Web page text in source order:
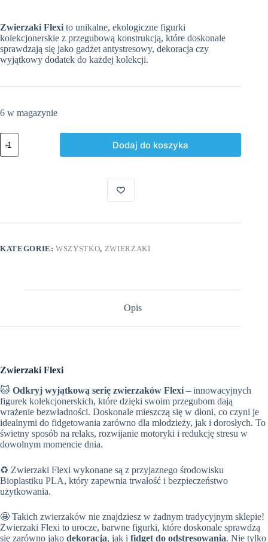
Zwierzaki Flexi to unikalne, ekologiczne figurki
kolekcjonerskie z przegubową konstrukcją, które doskonale
sprawdzają się jako gadżet antystresowy, dekoracja czy
wyjątkowy dodatek do każdej kolekcji.
6 w magazynie
ilość
Tęczowy
Alicorn
Dodaj do koszyka
KATEGORIE:WSZYSTKO, ZWIERZAKI
Opis
Zwierzaki Flexi
🐱 Odkryj wyjątkową serię zwierzaków Flexi – innowacyjnych
figurek kolekcjonerskich, które dzięki swoim przegubom dają
wrażenie bezwładności. Doskonale mieszczą się w dłoni, co czyni je
idealnymi do fidgetowania zarówno dla młodzieży, jak i dorosłych. To
świetny sposób na relaks, rozwijanie motoryki i redukcję stresu w
dowolnym momencie dnia.
♻️ Zwierzaki Flexi wykonane są z przyjaznego środowisku
Bioplastiku PLA, który zapewnia trwałość i bezpieczeństwo
użytkowania.
🤩 Takich zwierzaków nie znajdziesz w żadnym tradycyjnym sklepie!
Zwierzaki Flexi to urocze, barwne figurki, które doskonale sprawdzą
się zarówno jako dekoracja, jak i fidget do odstresowania. Nie tylko